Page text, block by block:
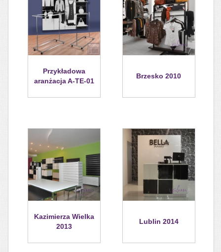
Przykładowa
aranżacja A-TE-01
Brzesko 2010
Kazimierza Wielka
2013
Lublin 2014